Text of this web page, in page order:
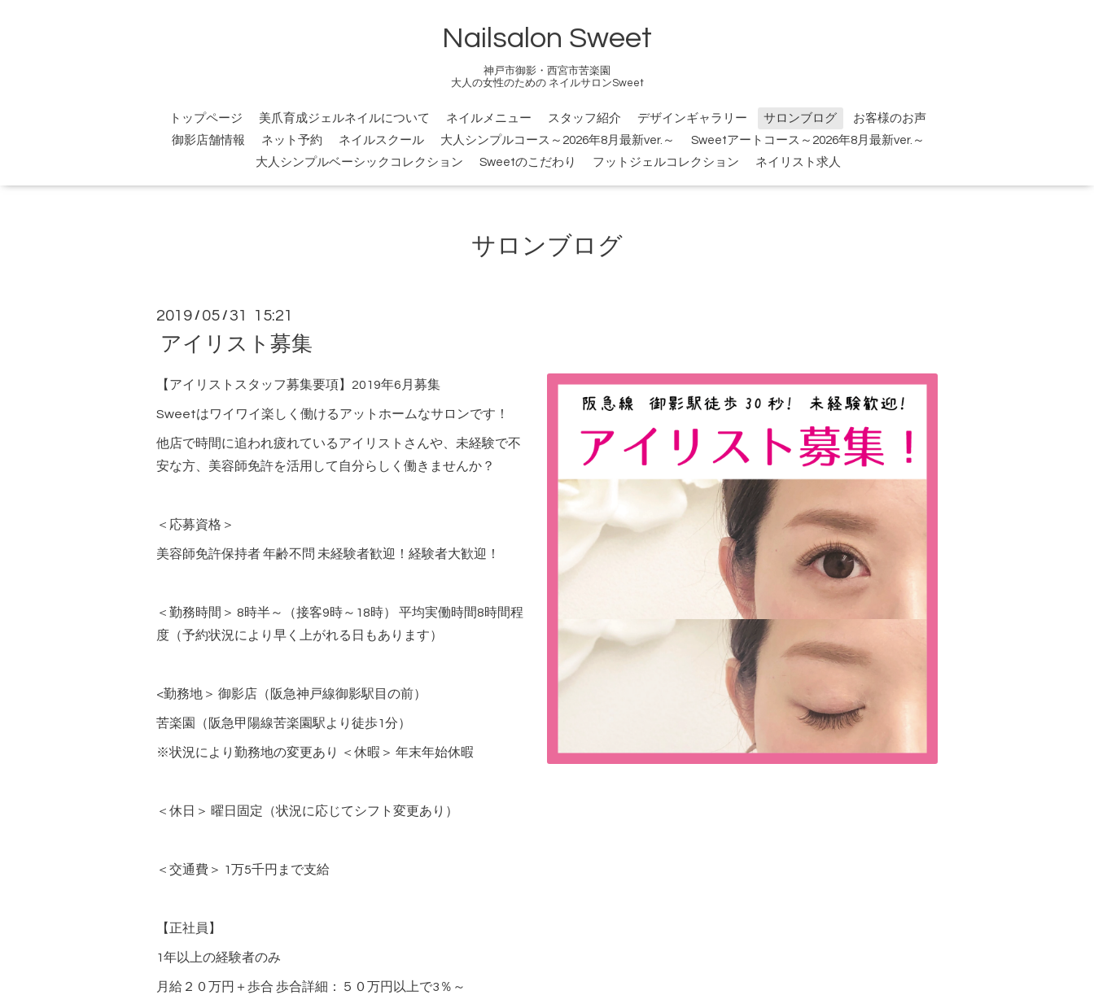
Nailsalon Sweet
神戸市御影・西宮市苦楽園
大人の女性のための ネイルサロンSweet
トップページ 美爪育成ジェルネイルについて ネイルメニュー スタッフ紹介 デザインギャラリー サロンブログ
お客様のお声
御影店舗情報
ネット予約 ネイルスクール 大人シンプルコース～2026年8月最新ver.～
Sweetアートコース～2026年8月最新ver.～
大人シンプルベーシックコレクション
Sweetのこだわり フットジェルコレクション ネイリスト求人
サロンブログ
2019 / 05 /31 15:21
アイリスト募集
【アイリストスタッフ募集要項】2019年6月募集
Sweetはワイワイ楽しく働けるアットホームなサロンです！
他店で時間に追われ疲れているアイリストさんや、未経験で不
安な方、美容師免許を活用して自分らしく働きませんか？
＜応募資格＞
美容師免許保持者 年齢不問 未経験者歓迎！経験者大歓迎！
＜勤務時間＞ 8時半～（接客9時～18時） 平均実働時間8時間程
度（予約状況により早く上がれる日もあります）
<勤務地＞ 御影店（阪急神戸線御影駅目の前）
苦楽園（阪急甲陽線苦楽園駅より徒歩1分）
※状況により勤務地の変更あり ＜休暇＞ 年末年始休暇
＜休日＞ 曜日固定（状況に応じてシフト変更あり）
＜交通費＞ 1万5千円まで支給
【正社員】
1年以上の経験者のみ
月給２０万円＋歩合 歩合詳細：５０万円以上で3％～